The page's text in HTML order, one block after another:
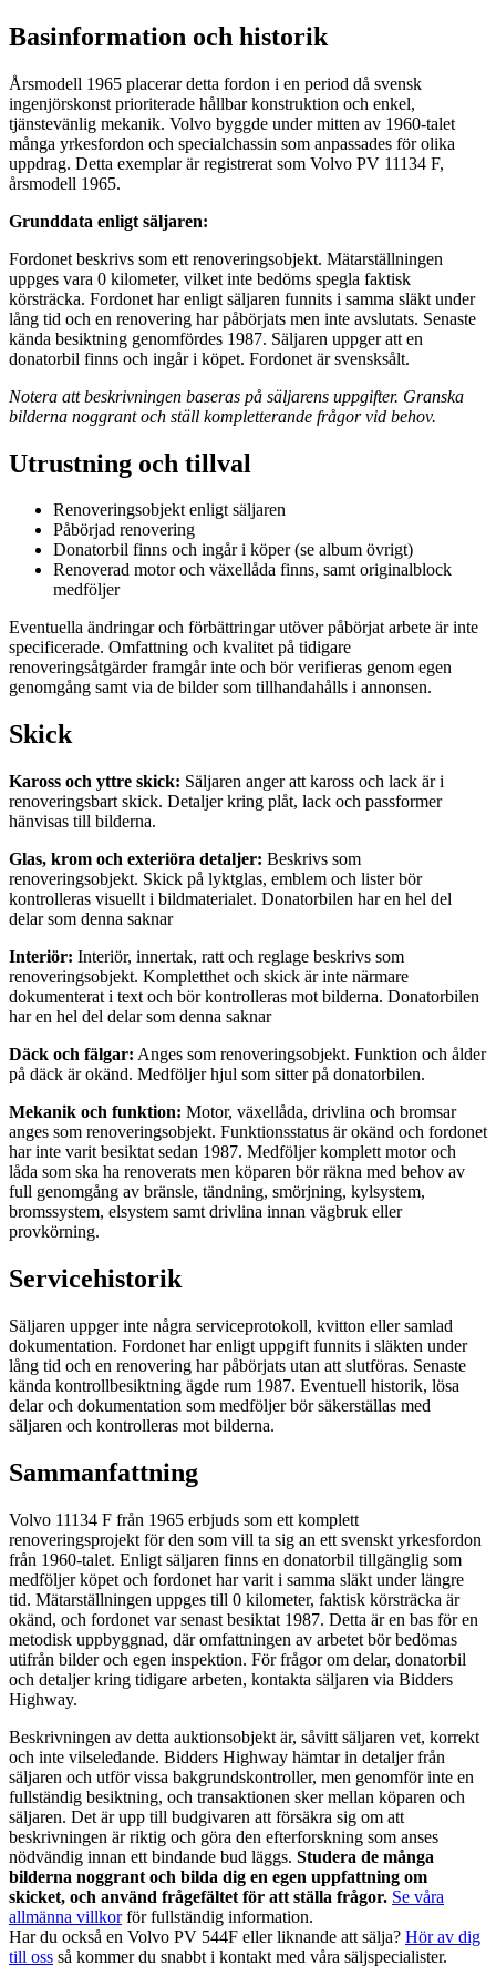
Basinformation och historik
Årsmodell 1965 placerar detta fordon i en period då svensk
ingenjörskonst prioriterade hållbar konstruktion och enkel,
tjänstevänlig mekanik. Volvo byggde under mitten av 1960‑talet
många yrkesfordon och specialchassin som anpassades för olika
uppdrag. Detta exemplar är registrerat som Volvo PV 11134 F,
årsmodell 1965.
Grunddata enligt säljaren:
Fordonet beskrivs som ett renoveringsobjekt. Mätarställningen
uppges vara 0 kilometer, vilket inte bedöms spegla faktisk
körsträcka. Fordonet har enligt säljaren funnits i samma släkt under
lång tid och en renovering har påbörjats men inte avslutats. Senaste
kända besiktning genomfördes 1987. Säljaren uppger att en
donatorbil finns och ingår i köpet. Fordonet är svensksålt.
Notera att beskrivningen baseras på säljarens uppgifter. Granska
bilderna noggrant och ställ kompletterande frågor vid behov.
Utrustning och tillval
Renoveringsobjekt enligt säljaren
Påbörjad renovering
Donatorbil finns och ingår i köper (se album övrigt)
Renoverad motor och växellåda finns, samt originalblock
medföljer
Eventuella ändringar och förbättringar utöver påbörjat arbete är inte
specificerade. Omfattning och kvalitet på tidigare
renoveringsåtgärder framgår inte och bör verifieras genom egen
genomgång samt via de bilder som tillhandahålls i annonsen.
Skick
Kaross och yttre skick: Säljaren anger att kaross och lack är i
renoveringsbart skick. Detaljer kring plåt, lack och passformer
hänvisas till bilderna.
Glas, krom och exteriöra detaljer: Beskrivs som
renoveringsobjekt. Skick på lyktglas, emblem och lister bör
kontrolleras visuellt i bildmaterialet. Donatorbilen har en hel del
delar som denna saknar
Interiör: Interiör, innertak, ratt och reglage beskrivs som
renoveringsobjekt. Kompletthet och skick är inte närmare
dokumenterat i text och bör kontrolleras mot bilderna. Donatorbilen
har en hel del delar som denna saknar
Däck och fälgar: Anges som renoveringsobjekt. Funktion och ålder
på däck är okänd. Medföljer hjul som sitter på donatorbilen.
Mekanik och funktion: Motor, växellåda, drivlina och bromsar
anges som renoveringsobjekt. Funktionsstatus är okänd och fordonet
har inte varit besiktat sedan 1987. Medföljer komplett motor och
låda som ska ha renoverats men köparen bör räkna med behov av
full genomgång av bränsle, tändning, smörjning, kylsystem,
bromssystem, elsystem samt drivlina innan vägbruk eller
provkörning.
Servicehistorik
Säljaren uppger inte några serviceprotokoll, kvitton eller samlad
dokumentation. Fordonet har enligt uppgift funnits i släkten under
lång tid och en renovering har påbörjats utan att slutföras. Senaste
kända kontrollbesiktning ägde rum 1987. Eventuell historik, lösa
delar och dokumentation som medföljer bör säkerställas med
säljaren och kontrolleras mot bilderna.
Sammanfattning
Volvo 11134 F från 1965 erbjuds som ett komplett
renoveringsprojekt för den som vill ta sig an ett svenskt yrkesfordon
från 1960‑talet. Enligt säljaren finns en donatorbil tillgänglig som
medföljer köpet och fordonet har varit i samma släkt under längre
tid. Mätarställningen uppges till 0 kilometer, faktisk körsträcka är
okänd, och fordonet var senast besiktat 1987. Detta är en bas för en
metodisk uppbyggnad, där omfattningen av arbetet bör bedömas
utifrån bilder och egen inspektion. För frågor om delar, donatorbil
och detaljer kring tidigare arbeten, kontakta säljaren via Bidders
Highway.
Beskrivningen av detta auktionsobjekt är, såvitt säljaren vet, korrekt
och inte vilseledande. Bidders Highway hämtar in detaljer från
säljaren och utför vissa bakgrundskontroller, men genomför inte en
fullständig besiktning, och transaktionen sker mellan köparen och
säljaren. Det är upp till budgivaren att försäkra sig om att
beskrivningen är riktig och göra den efterforskning som anses
nödvändig innan ett bindande bud läggs. Studera de många
bilderna noggrant och bilda dig en egen uppfattning om
skicket, och använd frågefältet för att ställa frågor. Se våra
allmänna villkorför fullständig information.
Har du också en Volvo PV 544F eller liknande att sälja? Hör av dig
till oss så kommer du snabbt i kontakt med våra säljspecialister.